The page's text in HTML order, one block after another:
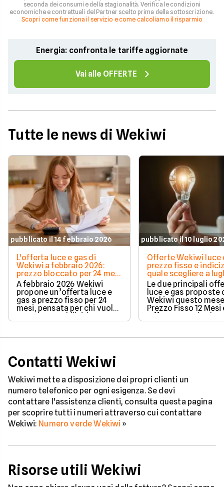
seconda dei consumi e della stagionalità. Verifica le condizioni
economiche e contrattuali del Partner scelto prima della sottoscrizione.
Scopri come funziona il servizio e come calcoliamo il risparmio
Energia: confronta le tariffe aggiornate
Vai alle OFFERTE
Tutte le news di Wekiwi
pubblicato il 14 febbraio 2026
L'offerta luce e gas di
Wekiwi a febbraio 2026:
prezzo bloccato per 24 mesi
e costi chiari
A febbraio 2026 Wekiwi
propone un’offerta luce e
gas a prezzo fisso per 24
mesi, pensata per chi vuole
maggiore stabilità in
bolletta e protezione dalle
energetico.
pubblicato il 10 luglio
Offerte Wekiwi luce
prezzo fisso e
quale scegliere a
2025?
Le due principali
luce e gas proposte
Wekiwi questo
Prezzo Fisso 12 Mesi
Offerta Standard
Variabile,
permettono di
Contatti Wekiwi
Wekiwi mette a disposizione dei propri clienti un
numero telefonico per ogni esigenza. Se devi
contattare l'assistenza clienti, consulta questa pagina
per scoprire tutti i numeri attraverso cui contattare
Wekiwi: Numero verde Wekiwi »
Risorse utili Wekiwi